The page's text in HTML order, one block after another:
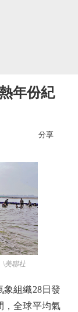
年份紀
分享
美聯社
組織28日發
，全球平均氣